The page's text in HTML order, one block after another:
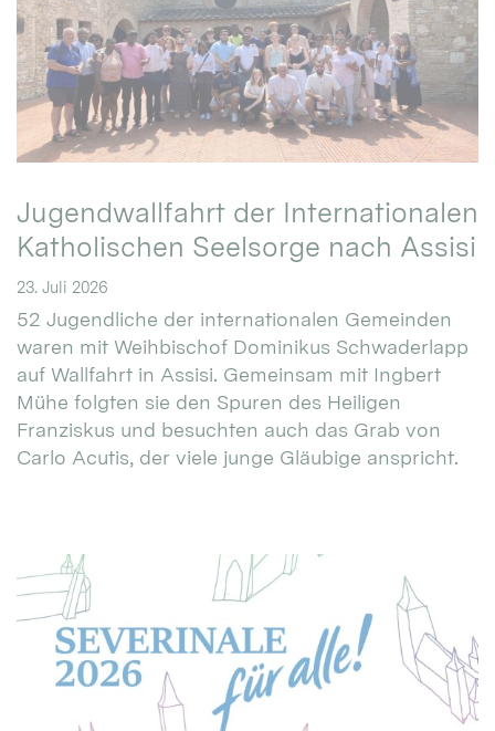
Jugendwallfahrt der Internationalen
Katholischen Seelsorge nach Assisi
23. Juli 2026
52 Jugendliche der internationalen Gemeinden
waren mit Weihbischof Dominikus Schwaderlapp
auf Wallfahrt in Assisi. Gemeinsam mit Ingbert
Mühe folgten sie den Spuren des Heiligen
Franziskus und besuchten auch das Grab von
Carlo Acutis, der viele junge Gläubige anspricht.